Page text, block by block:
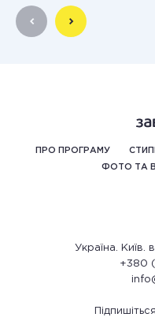
ПРО ПРОГРАМУ
ФОТО ТА
Україна.
+380